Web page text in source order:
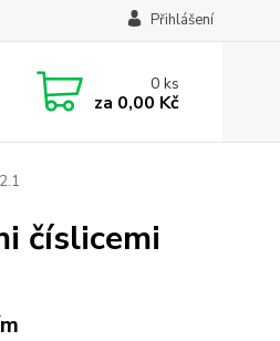
Přihlášení
0ks
za 0,00 Kč
číslicemi